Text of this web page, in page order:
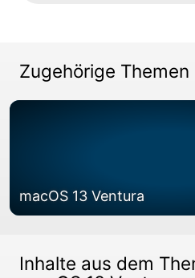
Zugehörige Themen
macOS 13 Ventura
Inhalte aus dem